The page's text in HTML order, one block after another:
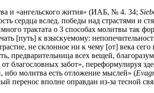
и «ангельского жития» (ИАБ, № 4. 34;
сердца вслед. победы над страстями и
трактата о 3 способах молитвы так
[путь] к взыскуемому:
не склонное ни к чему [от] века сего
предварительница всех вещей,
благословных забот», переформулируя
молитва есть отложение мыслей» (
перенос вполне оправдан из-за тесной